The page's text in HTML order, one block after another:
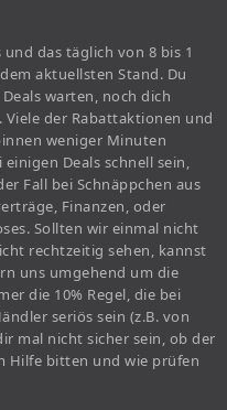
das täglich von 8 bis 1
aktuellsten Stand. Du
warten, noch dich
Viele der Rabattaktionen und
weniger Minuten
Deals schnell sein,
Fall bei Schnäppchen aus
Finanzen, oder
Sollten wir einmal nicht
rechtzeitig sehen, kannst
uns umgehend um die
die 10% Regel, die bei
seriös sein (z.B. von
mal nicht sicher sein, ob der
Hilfe bitten und wie prüfen